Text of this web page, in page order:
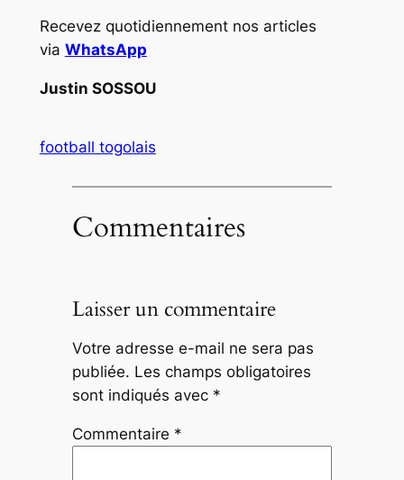
Recevez quotidiennement nos articles
via WhatsApp
Justin SOSSOU
football togolais
Commentaires
Laisser un commentaire
Votre adresse e-mail ne sera pas
publiée. Les champs obligatoires
sont indiqués avec *
Commentaire *